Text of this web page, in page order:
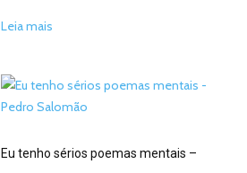
Leia mais
Eu tenho sérios poemas mentais –